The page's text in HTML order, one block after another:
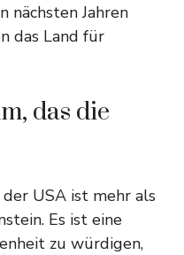
nächsten Jahren
das Land für
das die
USA ist mehr als
Es ist eine
zu würdigen,